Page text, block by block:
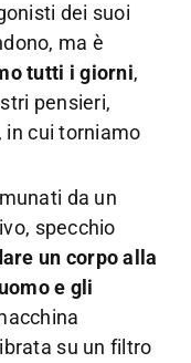
dei suoi
ma è
tutti i giorni,
pensieri,
in cui torniamo
da un
specchio
un corpo alla
e gli
su un filtro